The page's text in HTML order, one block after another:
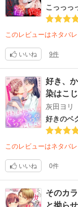
こっっっ
このレビューはネタバ
いいね 9件
好き、
染はこ
灰田ヨリ
好きのベ
このレビューはネタバ
いいね 0件
そのカ
と拗ら